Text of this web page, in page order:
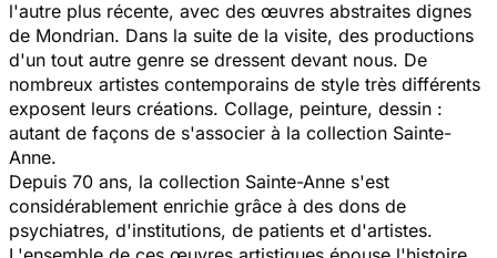
l'autre plus récente, avec des œuvres abstraites dignes
de Mondrian. Dans la suite de la visite, des productions
d'un tout autre genre se dressent devant nous. De
nombreux artistes contemporains de style très différents
exposent leurs créations. Collage, peinture, dessin :
autant de façons de s'associer à la collection Sainte-
Anne.
Depuis 70 ans, la collection Sainte-Anne s'est
considérablement enrichie grâce à des dons de
psychiatres, d'institutions, de patients et d'artistes.